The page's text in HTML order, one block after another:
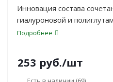
Инновация состава
гиалуроновой и
активными компонентами
Подробнее
253 руб./шт